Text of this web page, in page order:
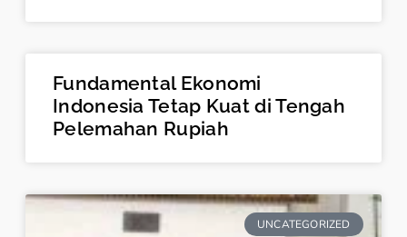
Fundamental Ekonomi
Indonesia Tetap Kuat di Tengah
Pelemahan Rupiah
UNCATEGORIZED